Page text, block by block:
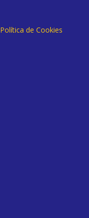
Política de Cookies